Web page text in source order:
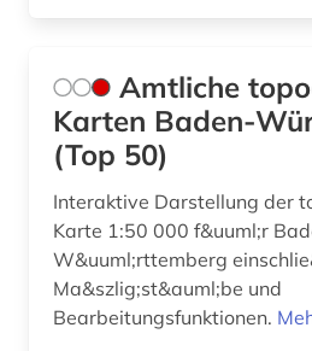
ethnologie (4)
europa (6)
europäische union (4)
exogene dynamik (1)
Amtliche
Karten Baden-
(Top 50)
Interaktive Darstellung der
Karte 1:50 000 f&uuml;r
W&uuml;rttemberg
Ma&szlig;st&auml;be und
Bearbeitungsfunktionen.